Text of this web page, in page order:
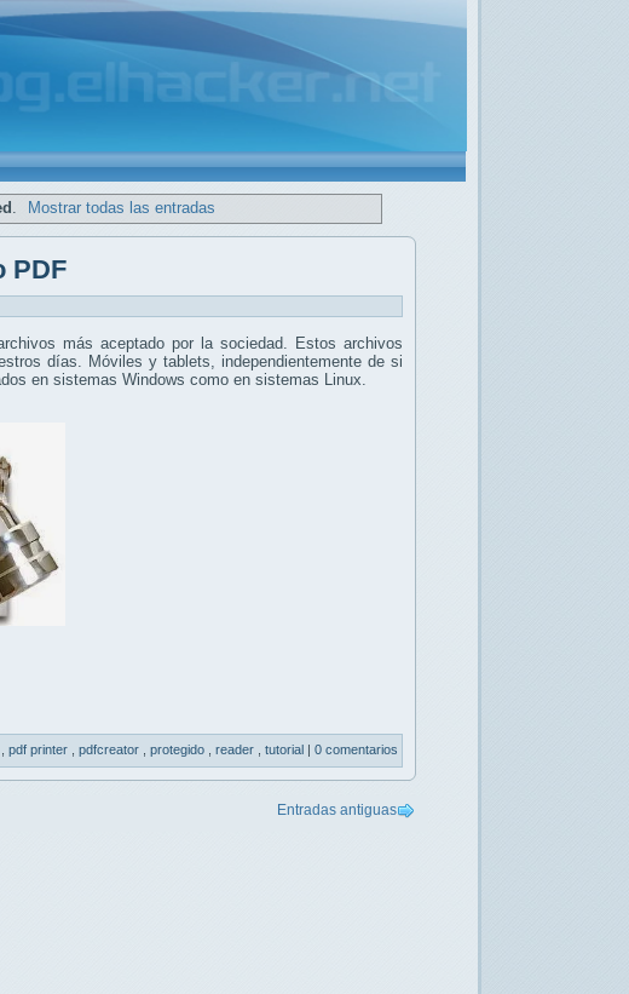
Mostrar todas las entradas
PDF
más aceptado por la sociedad. Estos archivos
días. Móviles y tablets, independientemente de si
en sistemas Windows como en sistemas Linux.
pdf printer pdfcreator protegido reader tutorial | 0 comentarios
Entradas antiguas